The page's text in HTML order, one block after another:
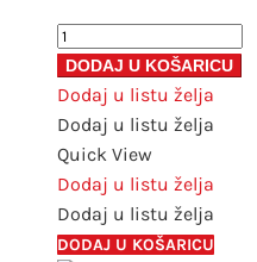
Blok
Magnani
Portofino
23x31
količina
DODAJ U KOŠARICU
Dodaj u listu želja
Dodaj u listu želja
Quick View
Dodaj u listu želja
Dodaj u listu želja
DODAJ U KOŠARICU